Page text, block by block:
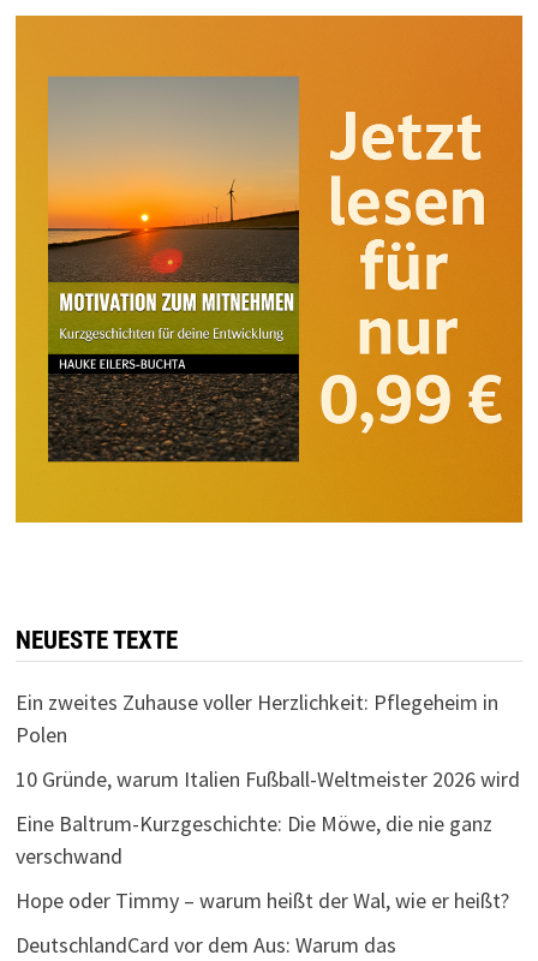
NEUESTE TEXTE
Ein zweites Zuhause voller Herzlichkeit: Pflegeheim in
Polen
10 Gründe, warum Italien Fußball-Weltmeister 2026 wird
Eine Baltrum-Kurzgeschichte: Die Möwe, die nie ganz
verschwand
Hope oder Timmy – warum heißt der Wal, wie er heißt?
DeutschlandCard vor dem Aus: Warum das